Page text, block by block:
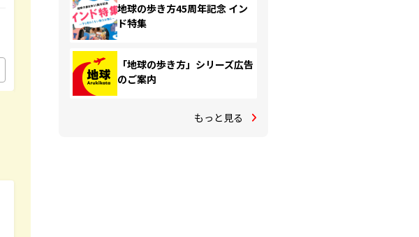
地球の歩き方45周年記念 イン
ド特集
「地球の歩き方」シリーズ広告
のご案内
もっと見る